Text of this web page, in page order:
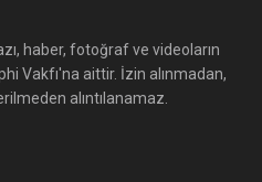
haber, fotoğraf ve videoların
Vakfı'na aittir. İzin alınmadan,
alıntılanamaz.